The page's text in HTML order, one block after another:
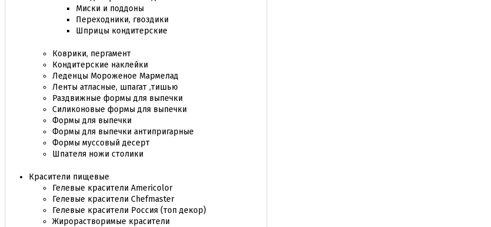
Миски и поддоны
Переходники, гвоздики
Шприцы кондитерские
Коврики, пергамент
Кондитерские наклейки
Леденцы Мороженое Мармелад
Ленты атласные, шпагат ,тишью
Раздвижные формы для выпечки
Силиконовые формы для выпечки
Формы для выпечки
Формы для выпечки антипригарные
Формы муссовый десерт
Шпателя ножи столики
Красители пищевые
Гелевые красители Americolor
Гелевые красители Chefmaster
Гелевые красители Россия (топ декор)
Жирорастворимые красители